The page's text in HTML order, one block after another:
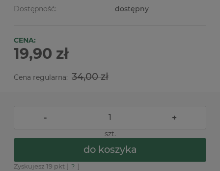
Dostępność:
dostępny
CENA:
19,90 zł
Cena regularna: 34,00 zł
- +
szt.
do koszyka
Zyskujesz 19 pkt [ ? ]